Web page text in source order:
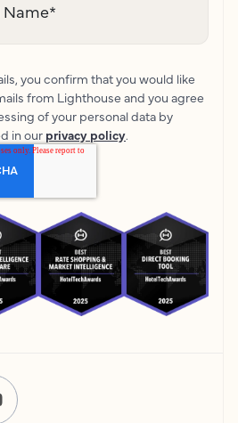
*
you confirm that you would like
from Lighthouse and you agree
of your personal data by
in our privacy policy.